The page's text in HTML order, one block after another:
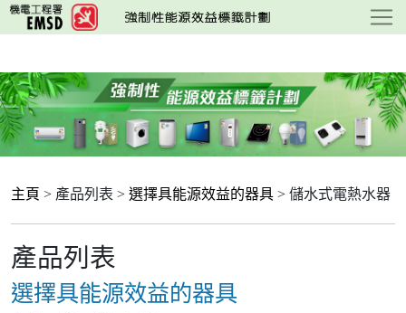
跳
至
要
內
容
主頁 > 產品列表 > 選擇具能源效益的器具 > 儲水式電熱水器
產品列表
選擇具能源效益的器具